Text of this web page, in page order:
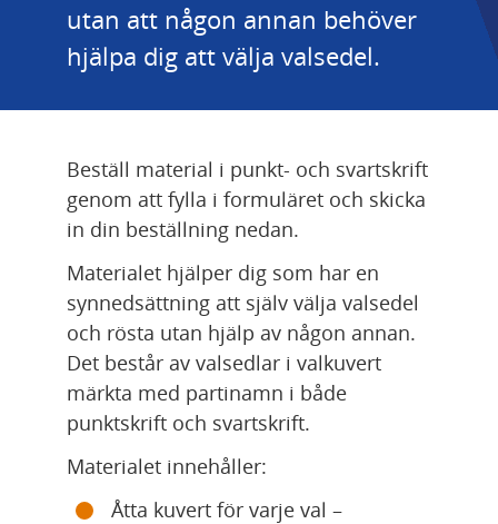
utan att någon annan behöver
hjälpa dig att välja valsedel.
Beställ material i punkt- och svartskrift
genom att fylla i formuläret och skicka
in din beställning nedan.
Materialet hjälper dig som har en
synnedsättning att själv välja valsedel
och rösta utan hjälp av någon annan.
Det består av valsedlar i valkuvert
märkta med partinamn i både
punktskrift och svartskrift.
Materialet innehåller:
Åtta kuvert för varje val –